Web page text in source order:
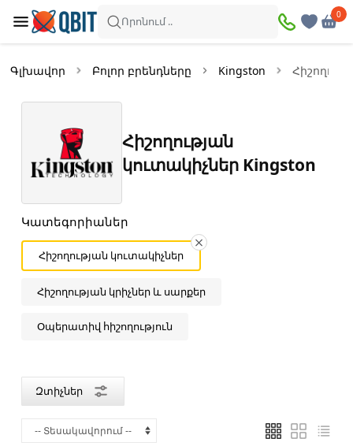
Որոնում ..
0
Գլխավոր Բոլոր բրենդները Kingston
Հիշողության
կուտակիչներ Kingston
Կատեգորիաներ
Հիշողության կուտակիչներ
Հիշողության կրիչներ և սարքեր
Օպերատիվ հիշողություն
Զտիչներ
Զտիչներ
Գին
Գույն
Սև
երկիր
Չինաստան